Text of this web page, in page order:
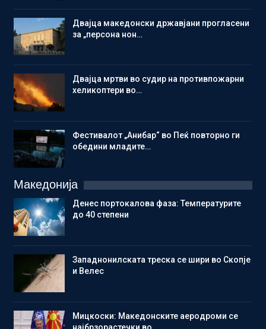
Двајца македонски државјани прогласени
за „персона нон…
Двајца мртви во судир на противпожарни
хеликоптери во…
Фестивалот „Анибар“ во Пеќ повторно ги
обедини младите…
Македонија
Денес портокалова фаза: Температурите
до 40 степени
Западнонилската треска се шири во Скопје
и Велес
Мицкоски: Македонските аеродроми се
најбрзорастечки во…